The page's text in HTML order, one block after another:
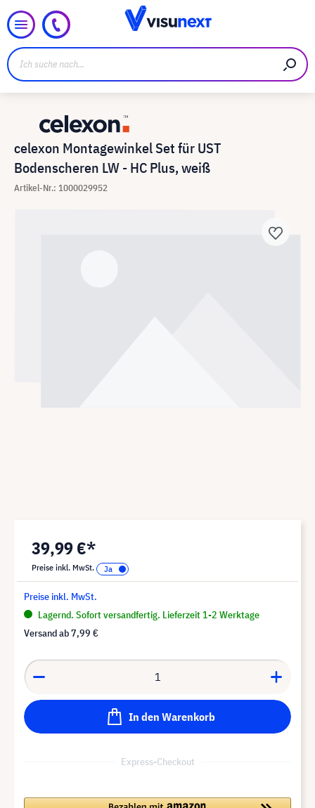
celexon Montagewinkel Set für UST
Bodenscheren LW - HC Plus, weiß
Artikel-Nr.: 1000029952
39,99 €*
Preise inkl. MwSt.
Preise inkl. MwSt.
Lagernd. Sofort versandfertig. Lieferzeit 1-2 Werktage
Versand ab7,99 €
In den Warenkorb
Express-Checkout